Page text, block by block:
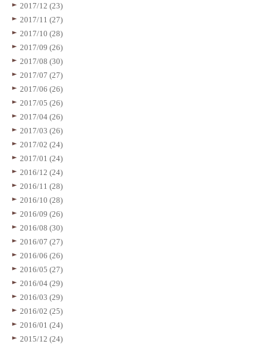
2017/12 (23)
2017/11 (27)
2017/10 (28)
2017/09 (26)
2017/08 (30)
2017/07 (27)
2017/06 (26)
2017/05 (26)
2017/04 (26)
2017/03 (26)
2017/02 (24)
2017/01 (24)
2016/12 (24)
2016/11 (28)
2016/10 (28)
2016/09 (26)
2016/08 (30)
2016/07 (27)
2016/06 (26)
2016/05 (27)
2016/04 (29)
2016/03 (29)
2016/02 (25)
2016/01 (24)
2015/12 (24)